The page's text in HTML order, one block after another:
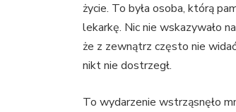
życie. To była osoba, którą
lekarkę. Nic nie wskazywało
że z zewnątrz często nie
nikt nie dostrzegł.
To wydarzenie wstrząsnęło